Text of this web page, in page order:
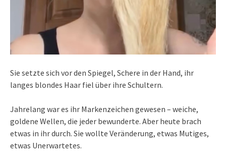
Sie setzte sich vor den Spiegel, Schere in der Hand, ihr
langes blondes Haar fiel über ihre Schultern.
Jahrelang war es ihr Markenzeichen gewesen – weiche,
goldene Wellen, die jeder bewunderte. Aber heute brach
etwas in ihr durch. Sie wollte Veränderung, etwas Mutiges,
etwas Unerwartetes.